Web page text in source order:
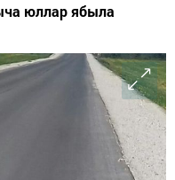
юллар ябыла